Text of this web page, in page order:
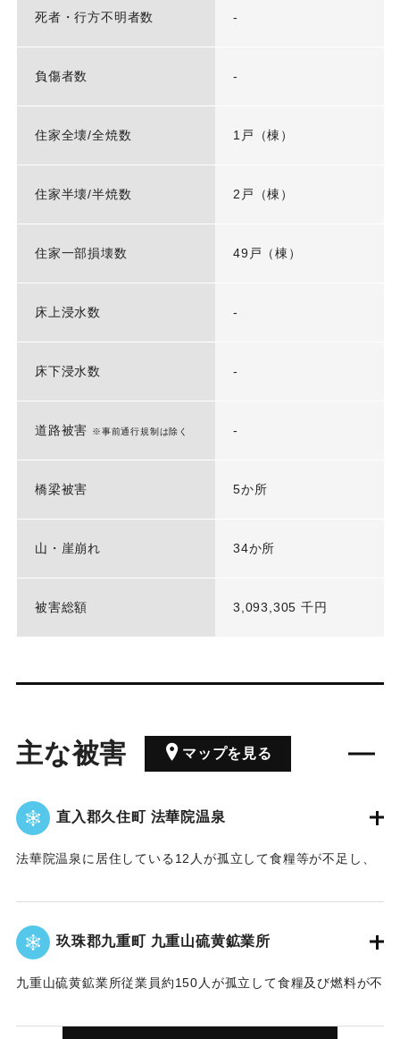
死者・行方不明者数 -
負傷者数 -
住家全壊/全焼数 1戸（棟）
住家半壊/半焼数 2戸（棟）
住家一部損壊数 49戸（棟）
床上浸水数 -
床下浸水数 -
道路被害 ※事前通行規制は除く -
橋梁被害 5か所
山・崖崩れ 34か所
被害総額 3,093,305 千円
主な被害 マップを見る
直入郡久住町 法華院温泉
法華院温泉に居住している12人が孤立して食糧等が不足し、
上自衛隊湯布院駐屯地を通じ、航空自衛隊芦屋基地司令に対
し災害派遣を要請した。
この要請に対して翌31日午前9時10分同基地のヘリコプター1
野中学校に集積してあった食糧及び燃料等約20日分510kgを3
玖珠郡九重町 九重山硫黄鉱業所
九重山硫黄鉱業所従業員約150人が孤立して食糧及び燃料が不
分、陸上自衛隊玖珠駐屯地司令に対し災害派遣を要請した。